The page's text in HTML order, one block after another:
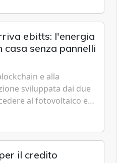
ebitts: l'energia
senza pannelli
e alla
sviluppata dai due
al fotovoltaico e
diretti in bolletta,
il credito